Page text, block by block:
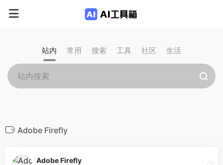
站内 常用 搜索 工具 社区 生活
Adobe Firefly
Adobe Firefly